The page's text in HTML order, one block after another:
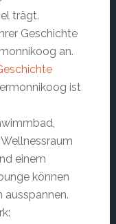
trägt.
Geschichte
an.
ist
einem
können
ausspannen.